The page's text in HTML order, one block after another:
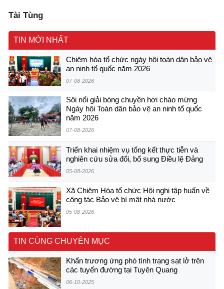
Tài Tùng
TIN MỚI NHẤT
Chiêm hóa tổ chức ngày hội toàn dân bảo vệ
an ninh tổ quốc năm 2026
07-08-2026
Sôi nổi giải bóng chuyền hơi chào mừng
Ngày hội Toàn dân bảo vệ an ninh tổ quốc
năm 2026
07-08-2026
Triển khai nhiệm vụ tổng kết thực tiễn và
nghiên cứu sửa đổi, bổ sung Điều lệ Đảng
05-08-2026
Xã Chiêm Hóa tổ chức Hội nghị tập huấn về
công tác Bảo vệ bí mật nhà nước
05-08-2026
TIN CÙNG CHUYÊN MỤC
Khẩn trương ứng phó tình trạng sạt lở trên
các tuyến đường tại Tuyên Quang
06-10-2025